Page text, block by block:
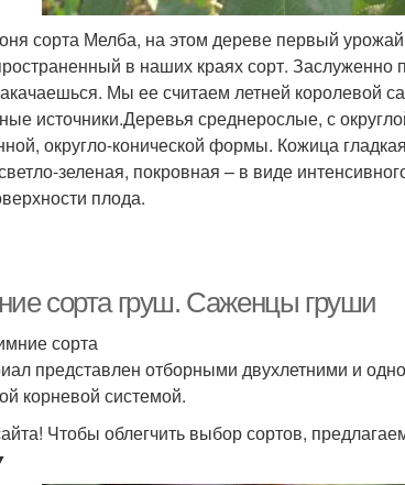
сорта Мелба, на этом дереве первый
в наших краях сорт. Заслуженно
Мы ее считаем летней королевой
источники.Деревья среднерослые, с
округло-конической формы. Кожица
зеленая, покровная – в виде
плода.
сорта груш. Саженцы груши
сорта
представлен отборными двухлетними и
корневой системой.
Чтобы облегчить выбор сортов,